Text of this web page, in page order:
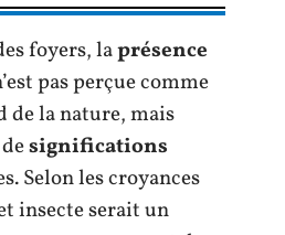
foyers, laprésence
pas perçue comme
de la nature, mais
significations
Selon les croyances
insecte serait un